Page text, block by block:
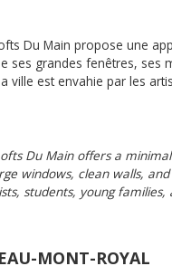
Du Main propose une
ses grandes fenêtres, ses
ville est envahie par les
Du Main offers a
windows, clean walls,
students, young families,
MONT-ROYAL